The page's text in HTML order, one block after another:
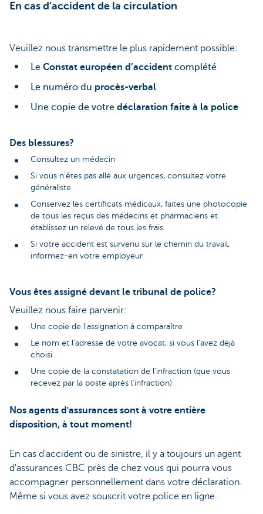
En cas d'accident de la circulation
Veuillez nous transmettre le plus rapidement possible:
Le Constat européen d’accident complété
Le numéro du procès-verbal
Une copie de votre déclaration faite à la police
Des blessures?
Consultez un médecin
Si vous n'êtes pas allé aux urgences, consultez votre
généraliste
Conservez les certificats médicaux, faites une photocopie
de tous les reçus des médecins et pharmaciens et
établissez un relevé de tous les frais
Si votre accident est survenu sur le chemin du travail,
informez-en votre employeur
Vous êtes assigné devant le tribunal de police?
Veuillez nous faire parvenir:
Une copie de l'assignation à comparaître
Le nom et l'adresse de votre avocat, si vous l'avez déjà
choisi
Une copie de la constatation de l'infraction (que vous
recevez par la poste après l'infraction)
Nos agents d'assurances sont à votre entière
disposition, à tout moment!
En cas d'accident ou de sinistre, il y a toujours un agent
d'assurances CBC près de chez vous qui pourra vous
accompagner personnellement dans votre déclaration.
Même si vous avez souscrit votre police en ligne.